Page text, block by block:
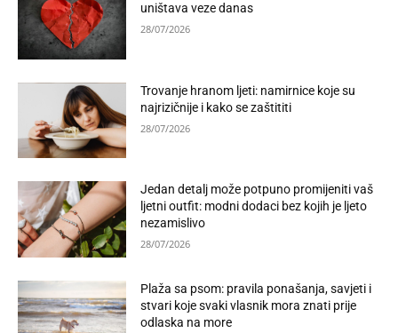
uništava veze danas
28/07/2026
Trovanje hranom ljeti: namirnice koje su
najrizičnije i kako se zaštititi
28/07/2026
Jedan detalj može potpuno promijeniti vaš
ljetni outfit: modni dodaci bez kojih je ljeto
nezamislivo
28/07/2026
Plaža sa psom: pravila ponašanja, savjeti i
stvari koje svaki vlasnik mora znati prije
odlaska na more